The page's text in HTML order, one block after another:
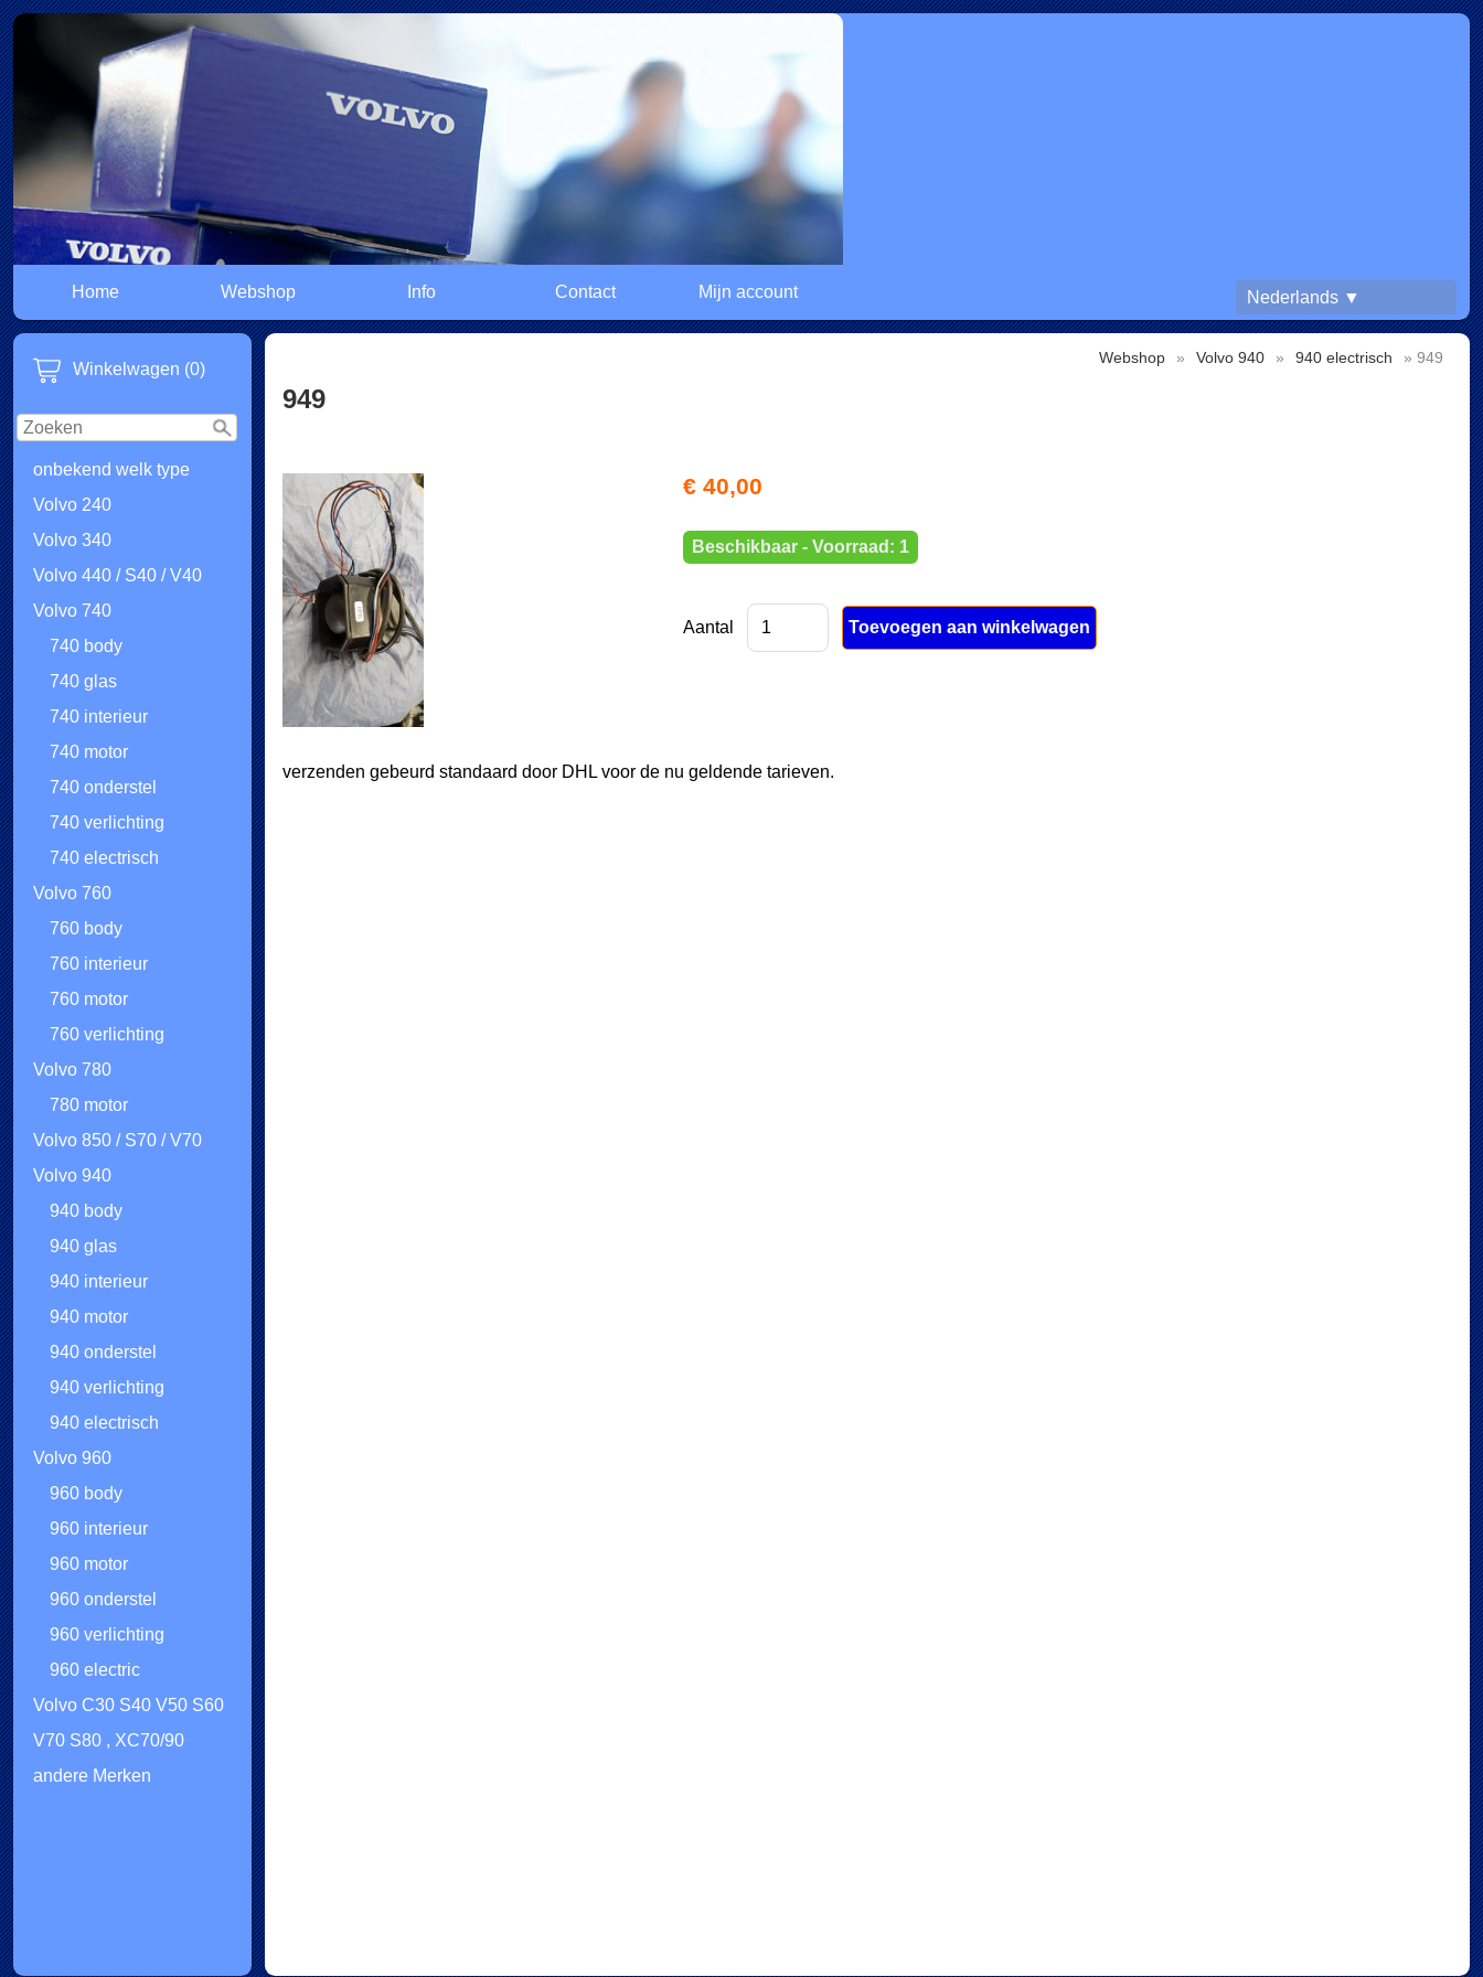
Nederlands ▼
Home Webshop Info Contact Mijn account
Winkelwagen (0)
onbekend welk type
Volvo 240
Volvo 340
Volvo 440 / S40 / V40
Volvo 740
740 body
740 glas
740 interieur
740 motor
740 onderstel
740 verlichting
740 electrisch
Volvo 760
760 body
760 interieur
760 motor
760 verlichting
Volvo 780
780 motor
Volvo 850 / S70 / V70
Volvo 940
940 body
940 glas
940 interieur
940 motor
940 onderstel
940 verlichting
940 electrisch
Volvo 960
960 body
960 interieur
960 motor
960 onderstel
960 verlichting
960 electric
Volvo C30 S40 V50 S60
V70 S80 , XC70/90
andere Merken
Webshop » Volvo 940 » 940 electrisch » 949
949
€ 40,00
Beschikbaar - Voorraad: 1
Aantal
verzenden gebeurd standaard door DHL voor de nu geldende tarieven.